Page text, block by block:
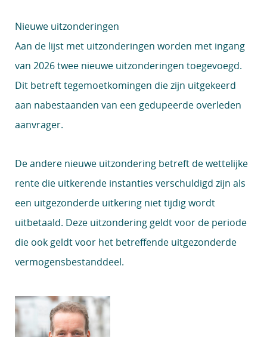
Nieuwe uitzonderingen
Aan de lijst met uitzonderingen worden met ingang
van 2026 twee nieuwe uitzonderingen toegevoegd.
Dit betreft tegemoetkomingen die zijn uitgekeerd
aan nabestaanden van een gedupeerde overleden
aanvrager.
De andere nieuwe uitzondering betreft de wettelijke
rente die uitkerende instanties verschuldigd zijn als
een uitgezonderde uitkering niet tijdig wordt
uitbetaald. Deze uitzondering geldt voor de periode
die ook geldt voor het betreffende uitgezonderde
vermogensbestanddeel.